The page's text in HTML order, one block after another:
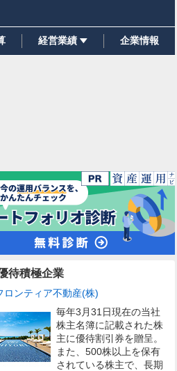
経営業績 企業情報
待積極企業
ロンティア不動産(株)
毎年3月31日現在の当社
株主名簿に記載された株
主に優待割引券を贈呈。
また、500株以上を保有
されている株主で、長期